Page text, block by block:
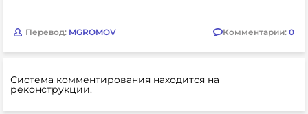
Перевод: MGROMOV Комментарии: 0
Система комментирования находится на
реконструкции.